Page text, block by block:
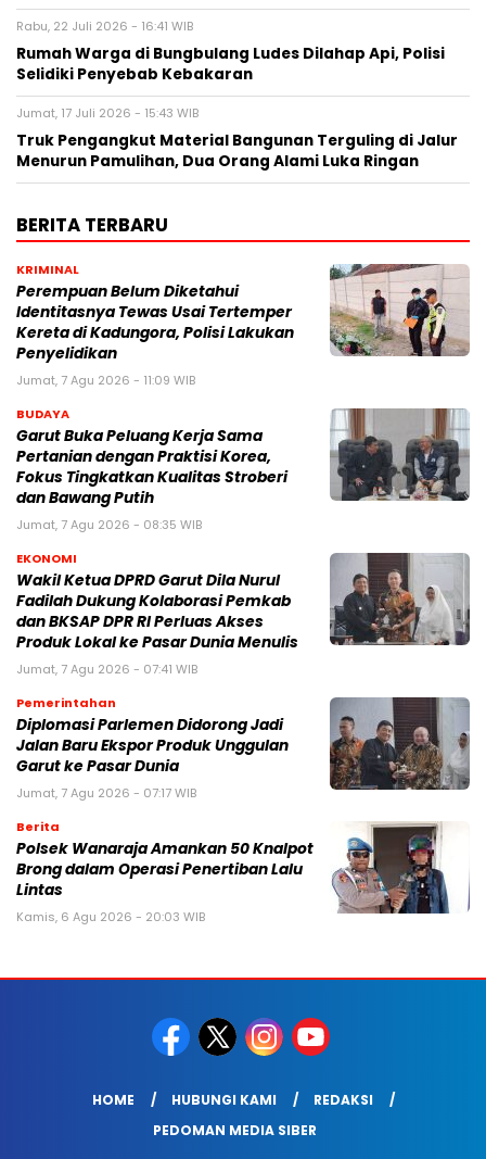
Rabu, 22 Juli 2026 - 16:41 WIB
Rumah Warga di Bungbulang Ludes Dilahap Api, Polisi
Selidiki Penyebab Kebakaran
Jumat, 17 Juli 2026 - 15:43 WIB
Truk Pengangkut Material Bangunan Terguling di Jalur
Menurun Pamulihan, Dua Orang Alami Luka Ringan
BERITA TERBARU
KRIMINAL
Perempuan Belum Diketahui
Identitasnya Tewas Usai Tertemper
Kereta di Kadungora, Polisi Lakukan
Penyelidikan
Jumat, 7 Agu 2026 - 11:09 WIB
BUDAYA
Garut Buka Peluang Kerja Sama
Pertanian dengan Praktisi Korea,
Fokus Tingkatkan Kualitas Stroberi
dan Bawang Putih
Jumat, 7 Agu 2026 - 08:35 WIB
EKONOMI
Wakil Ketua DPRD Garut Dila Nurul
Fadilah Dukung Kolaborasi Pemkab
dan BKSAP DPR RI Perluas Akses
Produk Lokal ke Pasar Dunia Menulis
Jumat, 7 Agu 2026 - 07:41 WIB
Pemerintahan
Diplomasi Parlemen Didorong Jadi
Jalan Baru Ekspor Produk Unggulan
Garut ke Pasar Dunia
Jumat, 7 Agu 2026 - 07:17 WIB
Berita
Polsek Wanaraja Amankan 50 Knalpot
Brong dalam Operasi Penertiban Lalu
Lintas
Kamis, 6 Agu 2026 - 20:03 WIB
HOME HUBUNGI KAMI
REDAKSI
PEDOMAN MEDIA SIBER